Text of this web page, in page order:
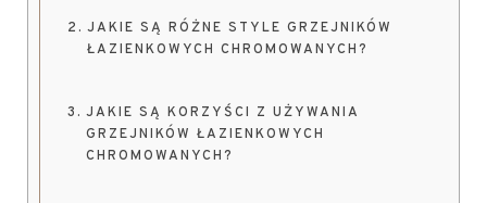
JAKIE SĄ RÓŻNE STYLE GRZEJNIKÓW
ŁAZIENKOWYCH CHROMOWANYCH?
JAKIE SĄ KORZYŚCI Z UŻYWANIA
GRZEJNIKÓW ŁAZIENKOWYCH
CHROMOWANYCH?